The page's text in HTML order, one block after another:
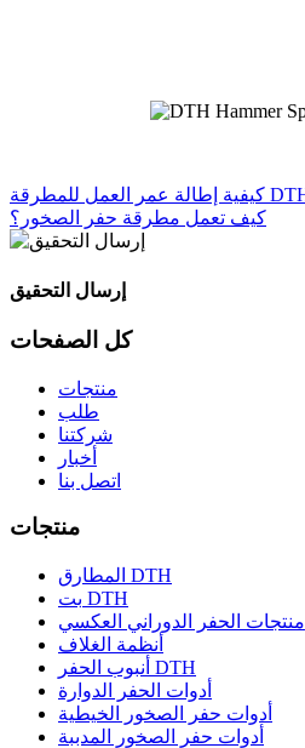
كيف تعمل مطرقة حفر الصخور؟
إرسال التحقيق
كل الصفحات
منتجات
طلب
شركتنا
أخبار
اتصل بنا
منتجات
المطارق DTH
بت DTH
منتجات الحفر الدوراني العكسي
أنظمة الغلاف
أنبوب الحفر DTH
أدوات الحفر الدوارة
أدوات حفر الصخور الخيطية
أدوات حفر الصخور المدببة